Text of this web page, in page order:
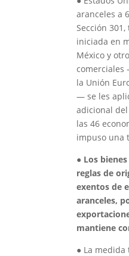
aranceles a
Sección
iniciada en
México y
comerciales
la Unión
— se les
adicional
las 46
impuso una
● Los
reglas de
exentos de
aranceles,
mantiene
● La medida